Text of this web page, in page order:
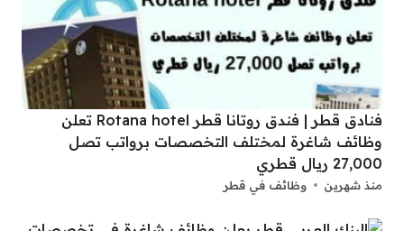
فنادق قطر | فندق روتانا قطر Rotana hotel تعلن
وظائف شاغرة لمختلف التخصصات برواتب تصل
27,000 ريال قطري
منذ شهرين وظائف في قطر